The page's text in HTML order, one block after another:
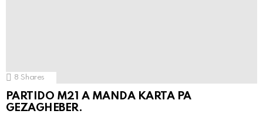
8 Shares
PARTIDO M21 A MANDA KARTA PA
GEZAGHEBER.